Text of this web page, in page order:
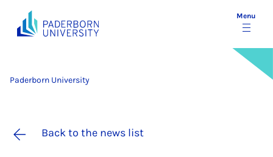
Menu
Paderborn University
Back to the news list